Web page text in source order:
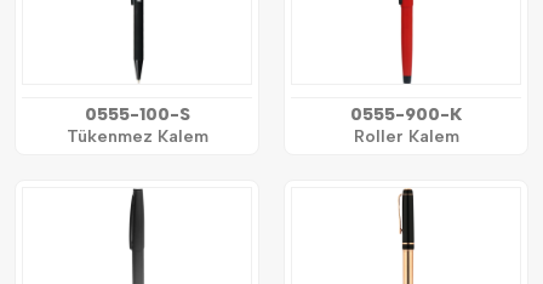
0555-100-S
Tükenmez Kalem
0555-900-K
Roller Kalem